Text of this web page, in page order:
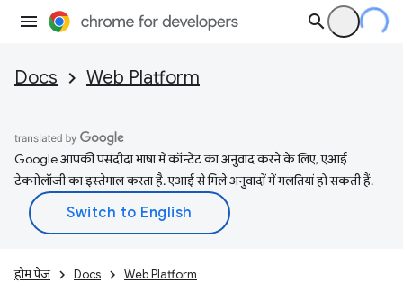
Docs Web Platform
Google आपकी पसंदीदा भाषा में कॉन्टेंट का अनुवाद करने के लिए, एआई
टेक्नोलॉजी का इस्तेमाल करता है. एआई से मिले अनुवादों में गलतियां हो सकती हैं.
होम पेज Docs Web Platform